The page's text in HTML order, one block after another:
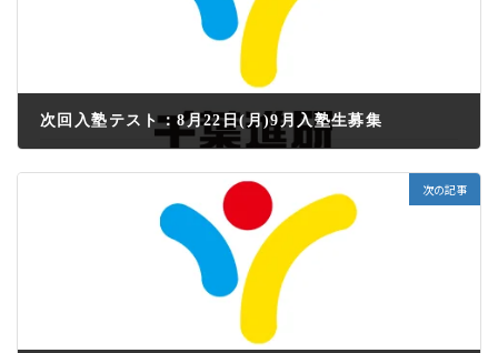
次回入塾テスト：8月22日(月)9月入塾生募集
次の記事